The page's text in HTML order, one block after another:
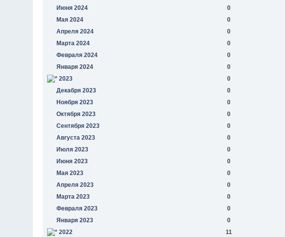
Июня 2024
0
Мая 2024
0
Апреля 2024
0
Марта 2024
0
Февраля 2024
0
Января 2024
0
2023
0
Декабря 2023
0
Ноября 2023
0
Октября 2023
0
Сентября 2023
0
Августа 2023
0
Июля 2023
0
Июня 2023
0
Мая 2023
0
Апреля 2023
0
Марта 2023
0
Февраля 2023
0
Января 2023
0
2022
11